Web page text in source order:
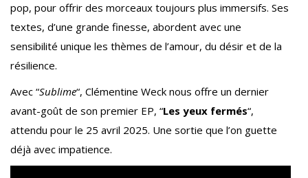
pop, pour offrir des morceaux toujours plus immersifs. Ses
textes, d’une grande finesse, abordent avec une
sensibilité unique les thèmes de l’amour, du désir et de la
résilience.
Avec “Sublime“, Clémentine Weck nous offre un dernier
avant-goût de son premier EP, “Les yeux fermés“,
attendu pour le 25 avril 2025. Une sortie que l’on guette
déjà avec impatience.